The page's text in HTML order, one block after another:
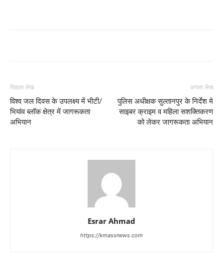
पिछला लेख
विश्व जल दिवस के उपलक्ष्य में भीटी/
भियांव ब्लॉक क्षेत्र में जागरूकता
अभियान
अगला लेख
पुलिस अधीक्षक सुल्तानपुर के निर्देश मे
साइबर क्राइम व महिला सशक्तिकरण
को लेकर जागरूकता अभियान
Esrar Ahmad
https://kmassnews.com